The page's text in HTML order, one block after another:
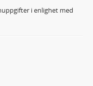
i enlighet med